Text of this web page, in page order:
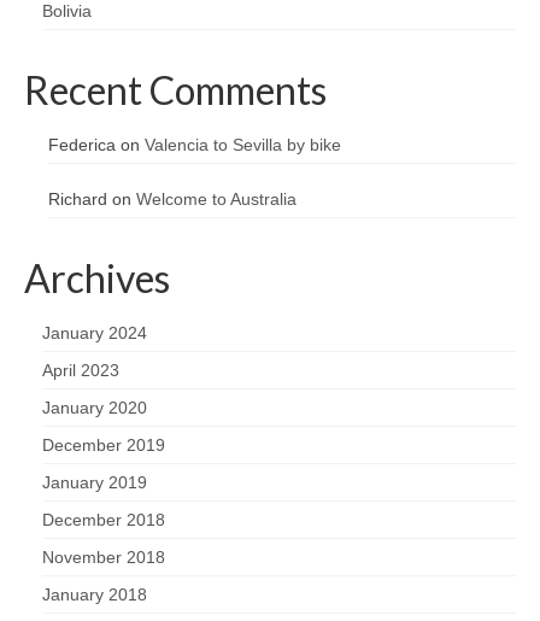
Bolivia
Recent Comments
Federica on Valencia to Sevilla by bike
Richard on Welcome to Australia
Archives
January 2024
April 2023
January 2020
December 2019
January 2019
December 2018
November 2018
January 2018